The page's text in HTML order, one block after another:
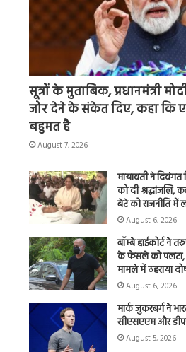
सूत्रों के मुताबिक, प्रधानमंत्री
जोर देने के संकेत दिए, कहा कि
बहुमत है
August 7, 2026
मायावती ने
को दी श्रद्धांजलि,
बेटे को राजनीति
August 6, 2026
बॉम्बे हाईकोर्ट ने
के फैसले को पलटा,
मामले में ठहराया
August 6, 2026
मार्क जुकरबर्ग ने
सीएसएएम और
August 5, 2026